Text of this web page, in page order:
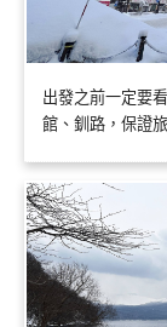
出發之前一定要
館、釧路，保證